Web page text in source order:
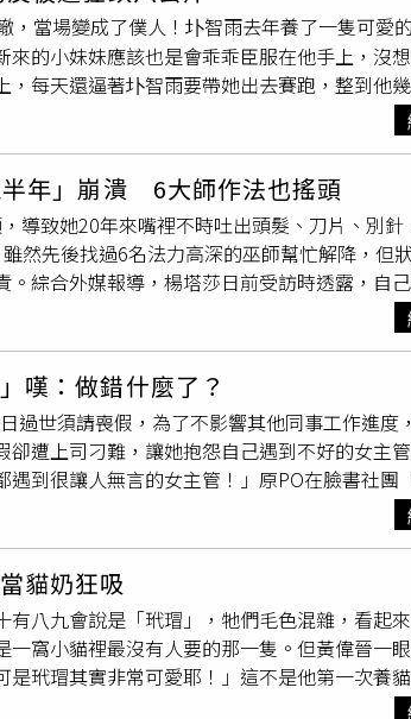
穿到現在，他也透露喜歡HOKA的原因，「
約款式，龔言脩的鞋子大多以黑、白、灰為
續穿。（圖／林士傑攝）在眾多鞋子中，最
別愛惜鞋子，「曾經有人留言說要好好保護
子髒掉，回家就算喝醉也會先擦鞋。」雖然
／林士傑攝）雖然龔言脩沒有特別熱衷於收
，把不常用的商品賣掉？他大呼：「很多衣服
把所有紅色衣服都丟掉，結果突然有個試鏡需
東西丟掉。龔言脩家裡放了不少衣物，但因為
憤回應：「我預留了4桌，所有晚到的、在國
，不來也好。」楊昇達反擊關於婚禮安排座位
像在說『媽媽陪我玩』」，說也奇怪蔚葒縈
頭追了一段路，接著在轉角處出現一道長長
覺到牠在告訴我：『媽媽我真的要走了。』
本刊攝影組）當時蔚葒縈認為夢中小Boo在
不開心！」更特別的是在三個月後，她又夢到
，她醒來後實際找到犬舍詢問，但並沒有找到
裡有一隻八月十二日生的狗寶寶，「是小Boo
。家裡一幅小Boo的畫像，是蔚葒縈親手畫的
本刊攝影組）雖然家裡有多了寶哺之後，舒
思念並沒有減少，小Boo過世後，她在石頭
的油桐樹下當作牠的標記，一顆我擺在家裡
木頭慢慢用刀子刻出來的，「我找了很多可
蔚葒縈為了表達對小Boo的思念，在石頭上畫
完全捕捉到小Boo神情的畫像，是出自蔚葒縈
學過畫畫嗎？太有天份了吧』」，看來應該
放著狗娃娃，蔚葒縈說：「這個是我出國逛
我全部都會帶回家。」神似小Boo的狗娃娃
當場變成了僕人！圤智雨去年養了一隻可愛
的小妹妹應該也是會乖乖臣服在他手上，沒
每天還逼著圤智雨要帶她出去賽跑，整到他
一歲，正是活潑好動的年紀。（圖／圤智雨
過，當時的緋聞女友工業凱C建議他不如再養
爪子伸出籠子外要勾他想跟他走，當下他並沒
他覺得那就是她了，便快速去把波比接回家。
看美女的圤智雨對於看狗狗也很在意「 眼緣
。由於過去養過兩隻馬爾濟斯，他覺得養狗
李妍瑾養的狗，都是很乖很聽話的，但波比
不是散步，是賽跑！體力好得驚人，我不到
展現萌樣。（圖／圤智雨提供）波比又好動
討抱，讓圤智雨以為她就是個大剌剌的妹子，
的圤智雨落下眼淚，竟然立刻靠過去舔舔他的
有時晚上睡覺睡到一半波比會忽然坐到他臉上
人，都要配合她想幹嘛，不過也是覺得滿甜
圤智雨有想過是不是要讓波比交男朋友，不過
康，他只好斷送了波比的愛情路。而因為養
的想法，不過不同於目前大多是訓練寵物守
？可能要看她大小姐賞不賞臉。波比（上）之
紀：一歲性別：女品種：馬爾濟斯專長：坐
圖／圤智雨提供）
年」崩潰 6大師作法也搖頭
導致她20年來嘴裡不時吐出頭髮、刀片、別針
然先後找過6名法力高深的巫師幫忙解降，但
綜合外媒報導，楊塔莎日前受訪時透露，自
刀片、別針、生鏽鐵釘還有石頭。」她提到
們也都指向同一名兇手，然而即使大師施法，
幫助楊塔莎，繼母四處求醫，後來也受到巫術
楊塔莎看了既自責又心疼。楊塔莎無奈表示
究眼緣，但自從我被施咒後，別人都覺得我很
，但她仍抱持著堅強、樂觀的心態，努力面
嘆：做錯什麼了？
過世須請喪假，為了不影響其他同事工作進度
遭上司刁難，讓她抱怨自己遇到不好的女主
到很讓人無言的女主管！」原PO在臉書社團
要請三天喪假，為了避免影響同事作業，她
天喪假後大發脾氣，要求其立即交出工作內容
，到底是為什麼？」原PO隨後無奈詢問，「
矩的上下班，從來都沒有做出讓公司名譽（
留言，「太認真上班、太在乎主管情緒！請
的就好，有些人沒有經歷過是沒有同理心的
，單純就是遇到爛主管。」女網友抱怨請喪假
貓奶狂吸
八九會說是「玳瑁」，牠們毛色混雜，看起
窩小貓裡最沒有人要的那一隻。但黃偉晉一
玳瑁其實非常可愛耶！」這不是他第一次養
上一隻陪伴我們十年，從我國中一直到我出